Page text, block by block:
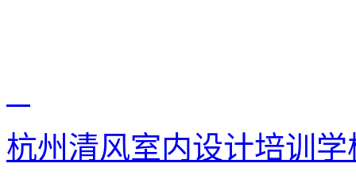
杭州清风室内设计培训学